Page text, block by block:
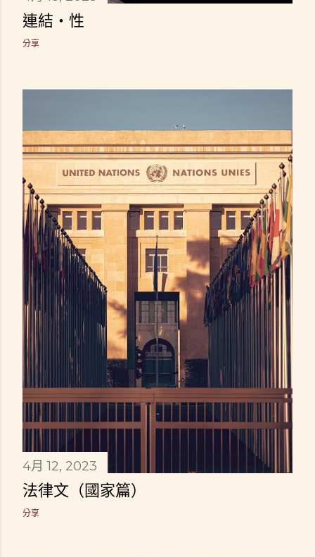
連結・性
分享
4月 12, 2023
法律文（國家篇）
分享